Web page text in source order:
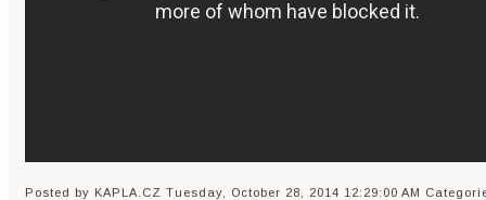
Posted by KAPLA.CZ Tuesday, October 28, 2014 12:29:00 AM